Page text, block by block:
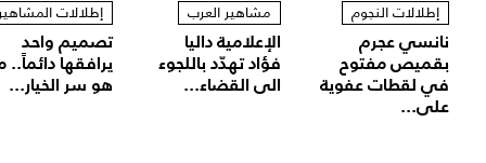
إطلالات النجوم
نانسي عجرم
بقميص مفتوح
في لقطات عفوية
على...
مشاهير العرب
الإعلامية داليا
فؤاد تهدّد باللجوء
الى القضاء...
إطلالات
تصميم واحد
يرافقها دائماً..
هو سر الخيار...